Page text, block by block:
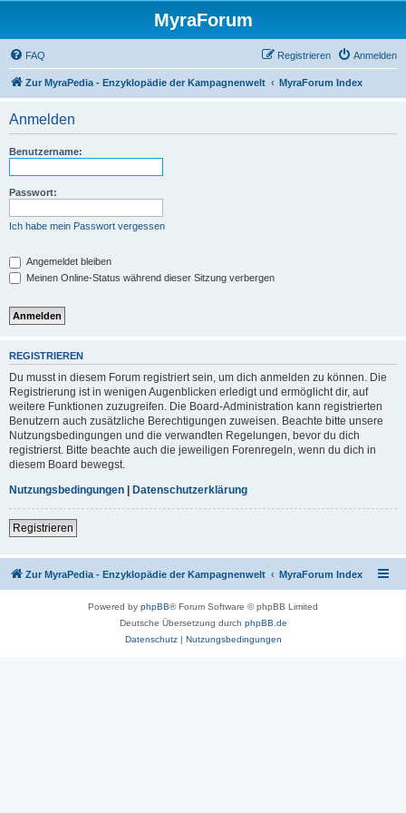
MyraForum
FAQ Anmelden
Registrieren
Zur MyraPedia - Enzyklopädie der Kampagnenwelt MyraForum Index
Anmelden
Benutzername:
Passwort:
Ich habe mein Passwort vergessen
Angemeldet bleiben
Meinen Online-Status während dieser Sitzung verbergen
REGISTRIEREN
Du musst in diesem Forum registriert sein, um dich anmelden zu können. Die
Registrierung ist in wenigen Augenblicken erledigt und ermöglicht dir, auf
weitere Funktionen zuzugreifen. Die Board-Administration kann registrierten
Benutzern auch zusätzliche Berechtigungen zuweisen. Beachte bitte unsere
Nutzungsbedingungen und die verwandten Regelungen, bevor du dich
registrierst. Bitte beachte auch die jeweiligen Forenregeln, wenn du dich in
diesem Board bewegst.
Nutzungsbedingungen | Datenschutzerklärung
Registrieren
Zur MyraPedia - Enzyklopädie der Kampagnenwelt MyraForum Index
Powered by phpBB® Forum Software © phpBB Limited
Deutsche Übersetzung durch phpBB.de
Datenschutz| Nutzungsbedingungen